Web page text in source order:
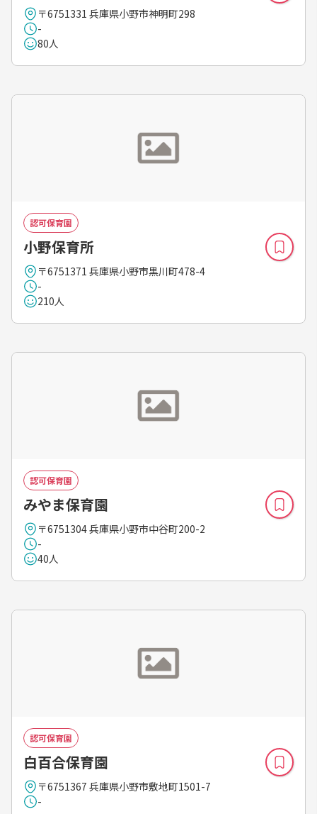
〒6751331 兵庫県小野市神明町298
-
80人
認可保育園
小野保育所
〒6751371 兵庫県小野市黒川町478-4
-
210人
認可保育園
みやま保育園
〒6751304 兵庫県小野市中谷町200-2
-
40人
認可保育園
白百合保育園
〒6751367 兵庫県小野市敷地町1501-7
-